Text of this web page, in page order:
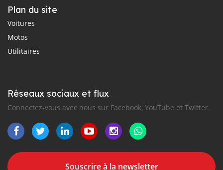
Plan du site
Voitures
Motos
Utilitaires
Réseaux sociaux et flux
Connectez-vous avec nous sur Facebook, YouTube et Twitter.
Souscrire à la newsletter